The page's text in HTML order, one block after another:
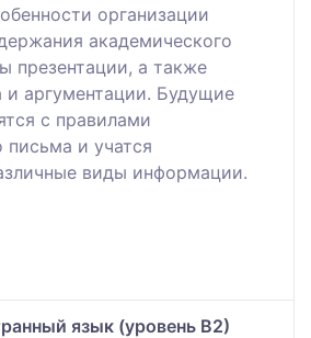
организации
академического
презентации, а также
и аргументации. Будущие
с правилами
письма и учатся
виды информации.
язык (уровень В2)